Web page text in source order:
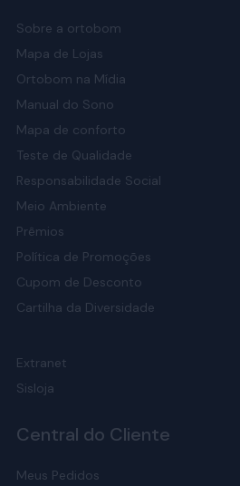
Sobre a ortobom
Mapa de Lojas
Ortobom na Mídia
Manual do Sono
Mapa de conforto
Teste de Qualidade
Responsabilidade Social
Meio Ambiente
Prêmios
Política de Promoções
Cupom de Desconto
Cartilha da Diversidade
Extranet
Sisloja
Central do Cliente
Meus Pedidos